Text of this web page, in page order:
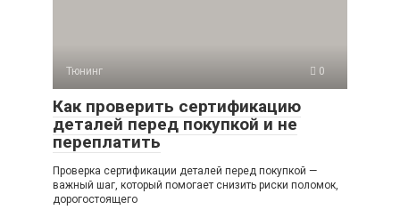
Тюнинг 0
Как проверить сертификацию
деталей перед покупкой и не
переплатить
Проверка сертификации деталей перед покупкой —
важный шаг, который помогает снизить риски поломок,
дорогостоящего